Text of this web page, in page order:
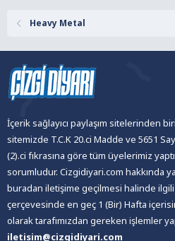
Heavy Metal
İçerik sağlayıcı paylaşım sitelerinden
sitemizde T.C.K 20.ci Madde ve 5651
(2).ci fıkrasına göre tüm üyelerimiz
sorumludur. Cizgidiyari.com hakkında
buradan iletişime geçilmesi halinde
çerçevesinde en geç 1 (Bir) Hafta
olarak tarafımızdan gereken işlemler
iletisim@cizgidiyari.com